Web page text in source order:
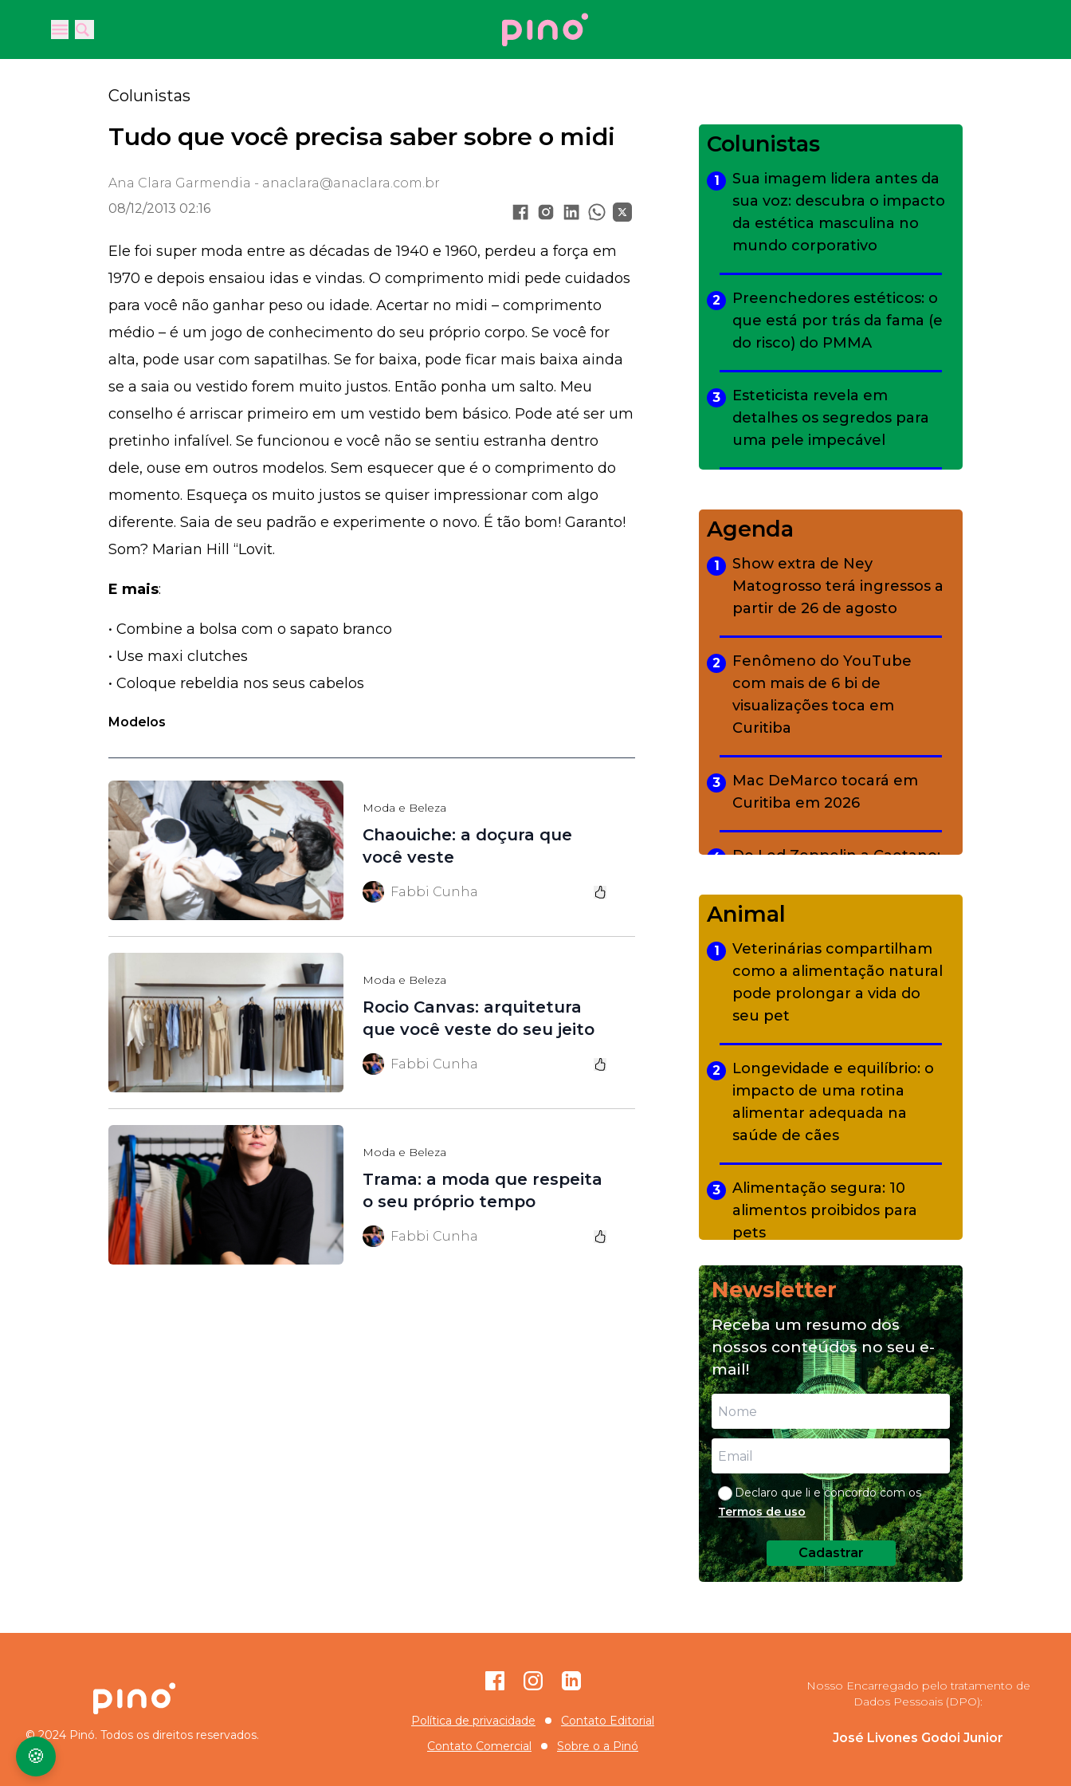
Open main menu
Open main menu
Your Company
Colunistas
Tudo que você precisa saber sobre o midi
Ana Clara Garmendia - anaclara@anaclara.com.br
08/12/2013 02:16
Ele foi super moda entre as décadas de 1940 e 1960, perdeu a força em
1970 e depois ensaiou idas e vindas. O comprimento midi pede cuidados
para você não ganhar peso ou idade. Acertar no midi – comprimento
médio – é um jogo de conhecimento do seu próprio corpo. Se você for
alta, pode usar com sapatilhas. Se for baixa, pode ficar mais baixa ainda
se a saia ou vestido forem muito justos. Então ponha um salto. Meu
conselho é arriscar primeiro em um vestido bem básico. Pode até ser um
pretinho infalível. Se funcionou e você não se sentiu estranha dentro
dele, ouse em outros modelos. Sem esquecer que é o comprimento do
momento. Esqueça os muito justos se quiser impressionar com algo
diferente. Saia de seu padrão e experimente o novo. É tão bom! Garanto!
Som? Marian Hill “Lovit.
E mais:
• Combine a bolsa com o sapato branco
• Use maxi clutches
• Coloque rebeldia nos seus cabelos
Modelos
Moda e Beleza
Chaouiche: a doçura que
você veste
Fabbi Cunha
Moda e Beleza
Rocio Canvas: arquitetura
que você veste do seu jeito
Fabbi Cunha
Moda e Beleza
Trama: a moda que respeita
o seu próprio tempo
Fabbi Cunha
Colunistas
1
Sua imagem lidera antes da
sua voz: descubra o impacto
da estética masculina no
mundo corporativo
2
Preenchedores estéticos: o
que está por trás da fama (e
do risco) do PMMA
3
Esteticista revela em
detalhes os segredos para
uma pele impecável
charme rústico que
conquistou o luxo
A ciência por trás da
skincare: a função de cada
ativo
Agenda
1
Show extra de Ney
Matogrosso terá ingressos a
partir de 26 de agosto
2
Fenômeno do YouTube
com mais de 6 bi de
visualizações toca em
Curitiba
3
Mac DeMarco tocará em
Curitiba em 2026
4
De Led Zeppelin a Caetano:
diverso a partir de R$ 17
5
Adriana Calcanhotto retoma
alter ego infantil para show
em Curitiba
Animal
1
Veterinárias compartilham
como a alimentação natural
pode prolongar a vida do
seu pet
2
Longevidade e equilíbrio: o
impacto de uma rotina
alimentar adequada na
saúde de cães
3
Alimentação segura: 10
alimentos proibidos para
pets
4
Alimentação natural e mix
feeding: conheça essas
opções para nutrição do seu
pet
Newsletter
Receba um resumo dos
nossos conteúdos no seu e-
mail!
Declaro que li e concordo com os
Termos de uso
Cadastrar
© 2024 Pinó. Todos os direitos reservados.
FacebookInstagramGitHub
Política de privacidade
Contato Editorial
Contato Comercial
Sobre o a Pinó
Nosso Encarregado pelo tratamento de
Dados Pessoais (DPO):
José Livones Godoi Junior
🍪